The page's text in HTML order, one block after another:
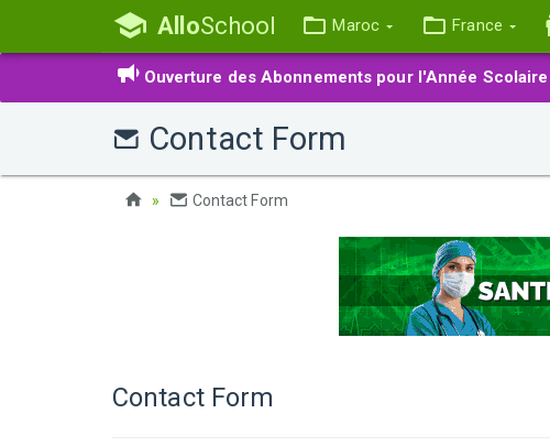
AlloSchool Maroc France
Ouverture des Abonnements pour l'Année
Contact Form
Contact Form
Contact Form